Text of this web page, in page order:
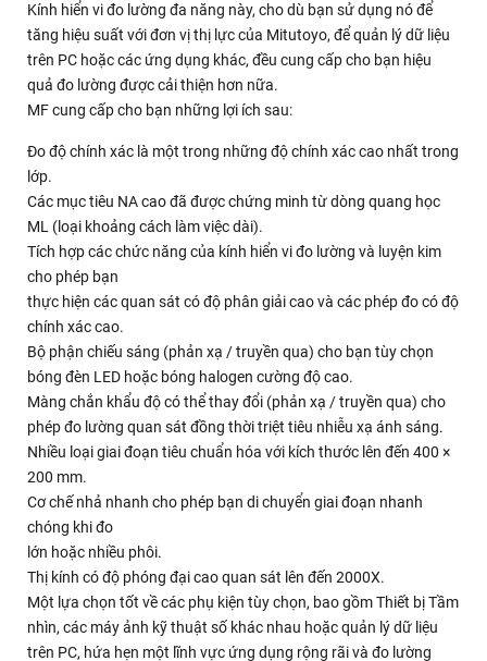
Kính hiển vi đo lường đa năng này, cho dù bạn sử dụng nó để
tăng hiệu suất với đơn vị thị lực của Mitutoyo, để quản lý dữ liệu
trên PC hoặc các ứng dụng khác, đều cung cấp cho bạn hiệu
quả đo lường được cải thiện hơn nữa.
MF cung cấp cho bạn những lợi ích sau:
Đo độ chính xác là một trong những độ chính xác cao nhất trong
lớp.
Các mục tiêu NA cao đã được chứng minh từ dòng quang học
ML (loại khoảng cách làm việc dài).
Tích hợp các chức năng của kính hiển vi đo lường và luyện kim
cho phép bạn
thực hiện các quan sát có độ phân giải cao và các phép đo có độ
chính xác cao.
Bộ phận chiếu sáng (phản xạ / truyền qua) cho bạn tùy chọn
bóng đèn LED hoặc bóng halogen cường độ cao.
Màng chắn khẩu độ có thể thay đổi (phản xạ / truyền qua) cho
phép đo lường quan sát đồng thời triệt tiêu nhiễu xạ ánh sáng.
Nhiều loại giai đoạn tiêu chuẩn hóa với kích thước lên đến 400 ×
200 mm.
Cơ chế nhả nhanh cho phép bạn di chuyển giai đoạn nhanh
chóng khi đo
lớn hoặc nhiều phôi.
Thị kính có độ phóng đại cao quan sát lên đến 2000X.
Một lựa chọn tốt về các phụ kiện tùy chọn, bao gồm Thiết bị Tầm
nhìn, các máy ảnh kỹ thuật số khác nhau hoặc quản lý dữ liệu
trên PC, hứa hẹn một lĩnh vực ứng dụng rộng rãi và đo lường